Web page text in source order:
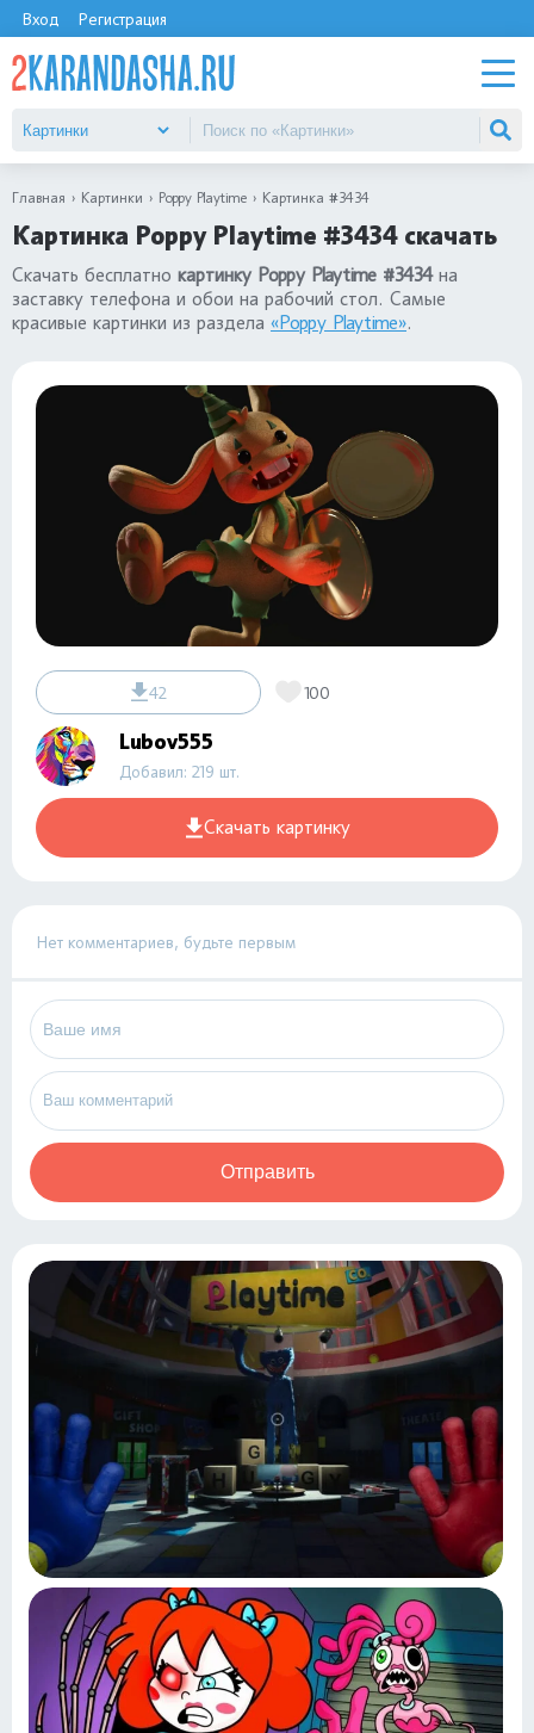
Вход Регистрация
Главная Картинки Poppy Playtime Картинка #3434
Картинка Poppy Playtime #3434 скачать
Скачать бесплатно картинку Poppy Playtime #3434на
заставку телефона и обои на рабочий стол. Самые
красивые картинки из раздела «Poppy Playtime».
42 100
Lubov555
Добавил: 219 шт.
Скачать картинку
Нет комментариев, будьте первым
Отправить